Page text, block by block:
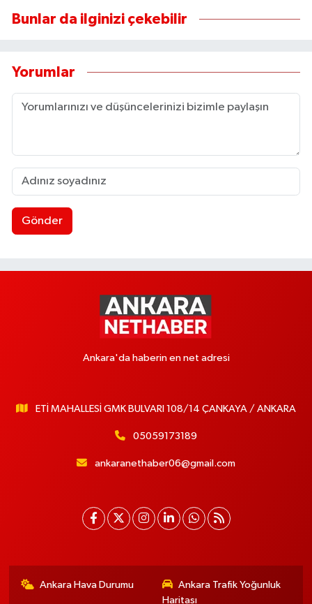
Bunlar da ilginizi çekebilir
Yorumlar
Gönder
Ankara'da haberin en net adresi
ETİ MAHALLESİ GMK BULVARI 108/14 ÇANKAYA / ANKARA
05059173189
ankaranethaber06@gmail.com
Ankara Hava Durumu
Ankara Trafik Yoğunluk
Haritası